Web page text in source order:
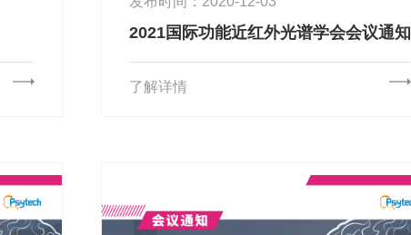
2021国际功能近红外光谱学会会议通知
了解详情